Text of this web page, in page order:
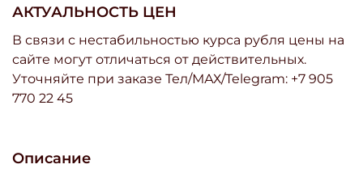
Описание
АКТУАЛЬНОСТЬ ЦЕН
В связи с нестабильностью курса рубля цены на
сайте могут отличаться от действительных.
Уточняйте при заказе Тел/МАХ/Telegram: +7 905
770 22 45